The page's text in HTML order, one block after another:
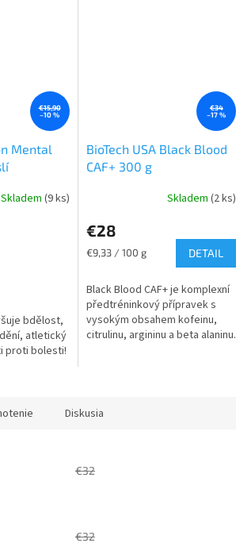
€15,90
–10 %
Mental
Skladem (9 ks)
bdělost,
atletický
proti bolesti!
€34
–17 %
BioTech USA Black Blood
CAF+ 300 g
Skladem(2 ks)
€28
Jednotková
€9,33 / 100 g DETAIL
Black Blood CAF+ je komplexní
předtréninkový přípravek s
vysokým obsahem kofeinu,
citrulinu, argininu a beta alaninu.
Diskusia
€32
€32